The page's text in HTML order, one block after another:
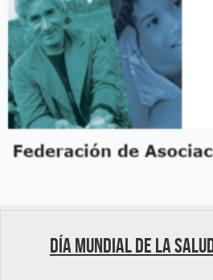
Día Mundial de la